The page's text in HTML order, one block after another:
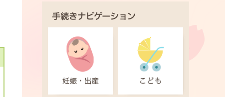
手続きナビゲーション